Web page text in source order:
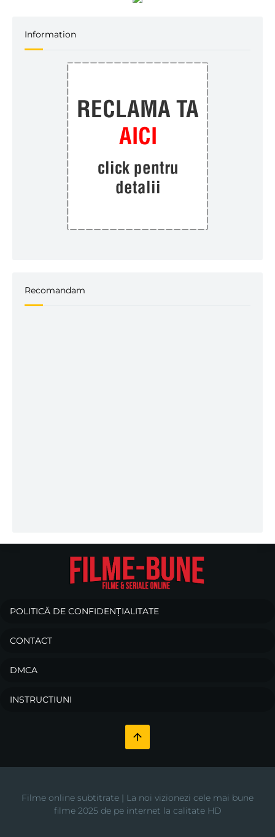
Information
Recomandam
POLITICĂ DE CONFIDENȚIALITATE
CONTACT
DMCA
INSTRUCTIUNI
Filme online subtitrate | La noi vizionezi cele mai bune
filme 2025 de pe internet la calitate HD